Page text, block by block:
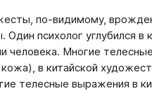
по-видимому,
психолог углубился
человека. Многие
кожа), в китайской
телесные выражения в